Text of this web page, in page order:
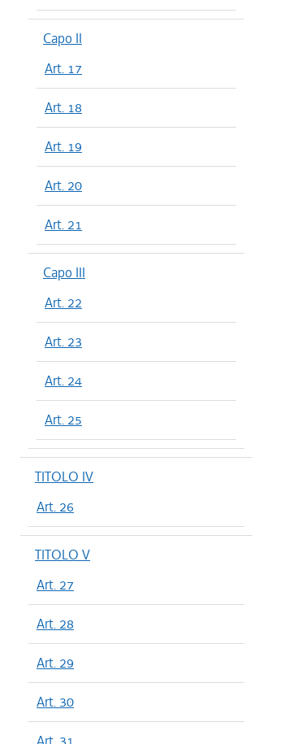
Capo II
Art. 17
Art. 18
Art. 19
Art. 20
Art. 21
Capo III
Art. 22
Art. 23
Art. 24
Art. 25
TITOLO IV
Art. 26
TITOLO V
Art. 27
Art. 28
Art. 29
Art. 30